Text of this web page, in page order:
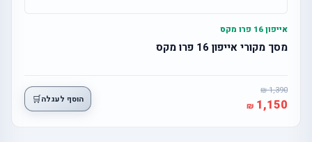
אייפון 16 פרו מקס
מסך מקורי אייפון 16 פרו מקס
1,390
1,150 הוסף לעגלה🛒